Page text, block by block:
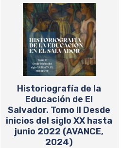
Historiografía de la
Educación de El
Salvador. Tomo II Desde
inicios del siglo XX hasta
junio 2022 (AVANCE,
2024)